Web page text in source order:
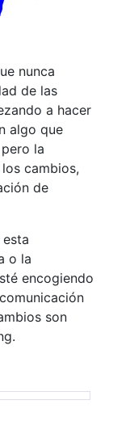
nunca
de las
a hacer
algo que
la
cambios,
de
o la
encogiendo
son